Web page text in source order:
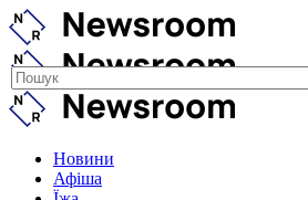
Новини
Афіша